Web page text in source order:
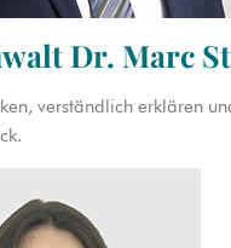
Dr. Marc
verständlich erklären